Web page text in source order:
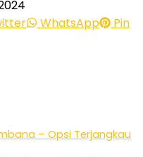
WhatsApp
Pin
– Opsi Terjangkau